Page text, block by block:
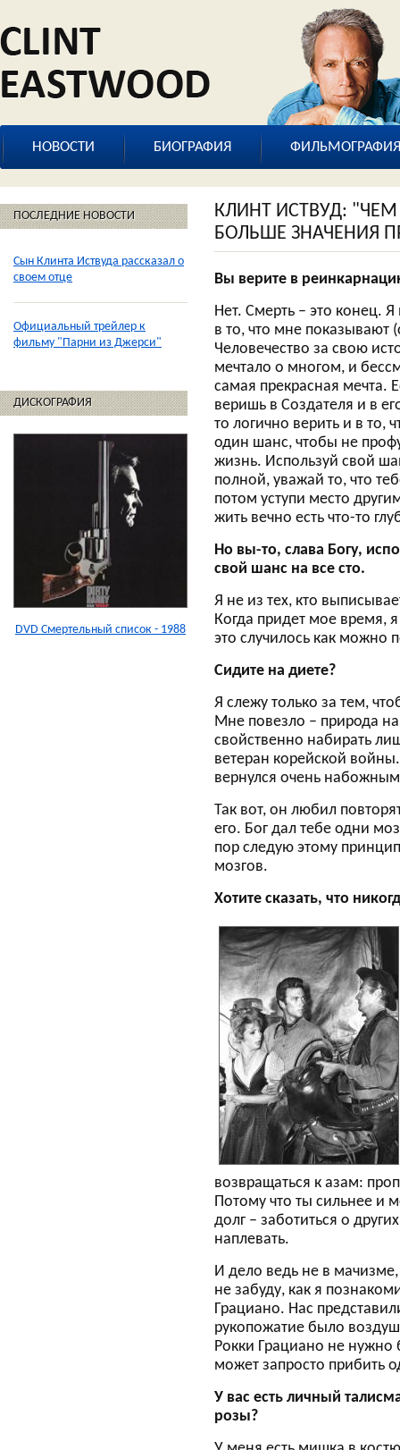
НОВОСТИ БИОГРАФИЯ ФИЛЬМОГРАФИЯ
ПОСЛЕДНИЕ НОВОСТИ
Сын Клинта Иствуда рассказал о
своем отце
Официальный трейлер к
фильму "Парни из Джерси"
ДИСКОГРАФИЯ
DVD Смертельный список - 1988
КЛИНТ ИСТВУД:
БОЛЬШЕ ЗНАЧЕНИЯ
Вы верите в
Нет. Смерть – это конец.
в то, что мне показывают
Человечество за свою
мечтало о многом, и
самая прекрасная мечта.
веришь в Cоздателя и в
то логично верить и в то,
один шанс, чтобы не
жизнь. Используй свой
полной, уважай то, что
потом уступи место
жить вечно есть что-то
Но вы-то, слава Богу,
свой шанс на все сто.
Я не из тех, кто
Когда придет мое время,
это случилось как можно
Сидите на диете?
Я слежу только за тем,
Мне повезло – природа
свойственно набирать
ветеран корейской
вернулся очень
Так вот, он любил
его. Бог дал тебе одни
пор следую этому
мозгов.
Хотите сказать, что
возвращаться к азам:
Потому что ты сильнее и
долг – заботиться о
наплевать.
И дело ведь не в
не забуду, как я
Грациано. Нас
рукопожатие было
Рокки Грациано не нужно
может запросто прибить
У вас есть личный
розы?